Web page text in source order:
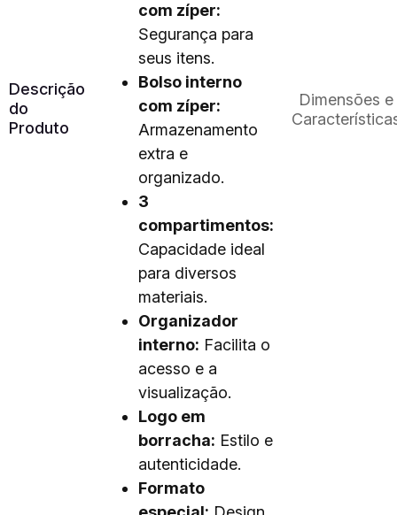
Descrição
do
Produto
com zíper:
Segurança para
seus itens.
Bolso interno
com zíper:
Armazenamento
extra e
organizado.
3
compartimentos:
Capacidade ideal
para diversos
materiais.
Organizador
interno: Facilita o
acesso e a
visualização.
Logo em
borracha: Estilo e
autenticidade.
Formato
Dimensões e